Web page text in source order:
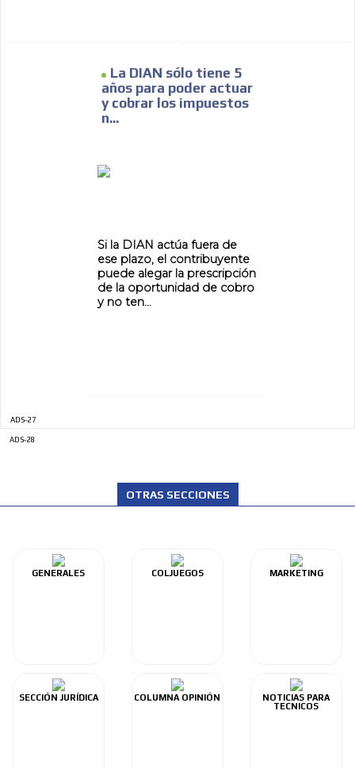
La DIAN sólo tiene 5
años para poder actuar
y cobrar los impuestos
n...
Si la DIAN actúa fuera de
ese plazo, el contribuyente
puede alegar la prescripción
de la oportunidad de cobro
y no ten...
ADS-27
ADS-28
OTRAS SECCIONES
GENERALES COLJUEGOS MARKETING
SECCIÓN JURÍDICA COLUMNA OPINIÓN
NOTICIAS PARA
TECNICOS